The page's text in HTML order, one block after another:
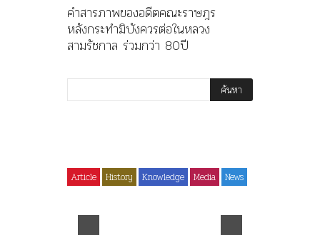
คำสารภาพของอดีตคณะราษฎร
หลังกระทำมิบังควรต่อในหลวง
สามรัชกาล ร่วมกว่า 80ปี
Article History Knowledge Media News